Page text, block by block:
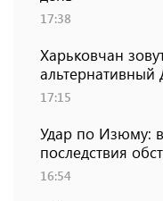
17:38
Харьковчан
альтернативный
17:15
Удар по Изюму:
последствия
16:54